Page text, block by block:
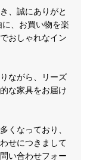
、誠にありがと
、お買い物を楽
おしゃれなイン
ながら、リーズ
な家具をお届け
くなっており、
せにつきまして
い合わせフォー